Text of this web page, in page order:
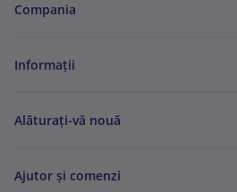
Compania
Informaţii
Alăturați-vă nouă
Ajutor și comenzi